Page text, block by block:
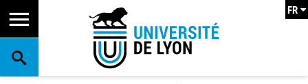
RECHERCHE
FR